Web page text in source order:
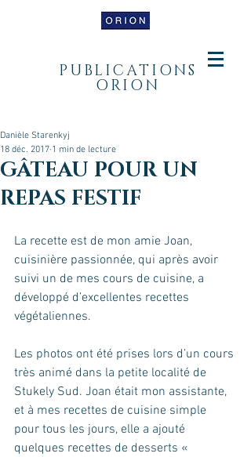
PUBLICATIONS
ORION
GÂTEAU POUR UN
REPAS FESTIF
Danièle Starenkyj
18 déc. 2017 1 min de lecture
La recette est de mon amie Joan,
cuisinière passionnée, qui après avoir
suivi un de mes cours de cuisine, a
développé d’excellentes recettes
végétaliennes.
Les photos ont été prises lors d’un cours
très animé dans la petite localité de
Stukely Sud. Joan était mon assistante,
et à mes recettes de cuisine simple
pour tous les jours, elle a ajouté
quelques recettes de desserts «